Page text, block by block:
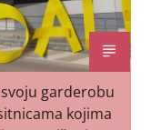
garderobu
kojima